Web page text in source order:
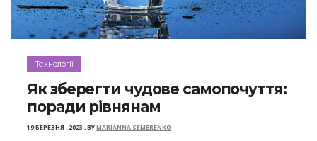
Технології
Як зберегти чудове самопочуття:
поради рівнянам
19 БЕРЕЗНЯ , 2023 ,BYMARIANNA SEMERENKO